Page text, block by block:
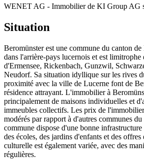
WENET AG - Immobilier de KI Group AG
Situation
Beromünster est une commune du canton
dans l'arrière-pays lucernois et est limitrophe
d'Ermensee, Rickenbach, Gunzwil,
Neudorf. Sa situation idyllique sur les rives
proximité avec la ville de Lucerne font de
résidence attrayant. L'immobilier à
principalement de maisons individuelles et
immeubles collectifs. Les prix de
modérés par rapport à d'autres communes
commune dispose d'une bonne infrastructure
des écoles, des jardins d'enfants et des
culturelle est également variée, avec des
régulières.